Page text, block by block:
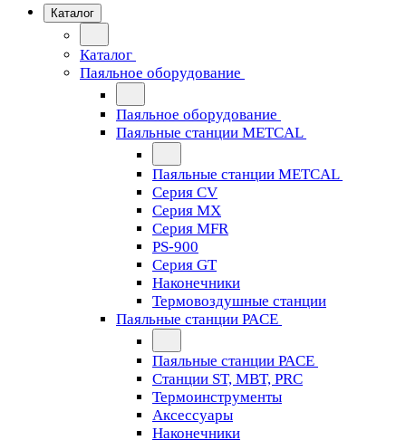
Каталог
Каталог
Паяльное оборудование
Паяльное оборудование
Паяльные станции METCAL
Паяльные станции METCAL
Серия CV
Серия MX
Серия MFR
PS-900
Серия GT
Наконечники
Термовоздушные станции
Паяльные станции PACE
Паяльные станции PACE
Станции ST, MBT, PRC
Термоинструменты
Аксессуары
Наконечники